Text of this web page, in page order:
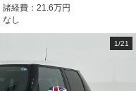
諸経費： 21.6万円
なし
1/21